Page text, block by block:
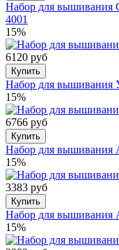
Набор для вышивания
4001
15%
6120 руб
Купить
Набор для вышивания
15%
6766 руб
Купить
Набор для вышивания
15%
3383 руб
Купить
Набор для вышивания
15%